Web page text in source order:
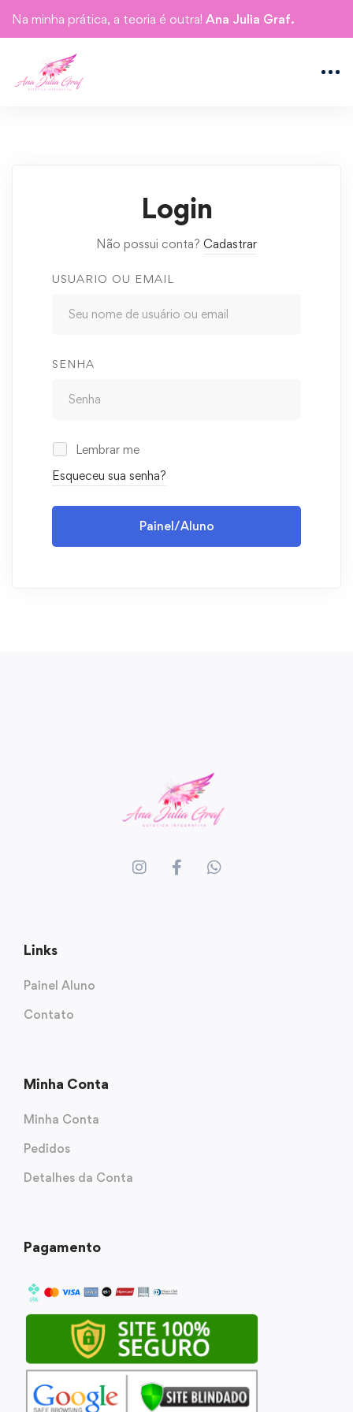
Na minha prática, a teoria é outra! Ana Julia Graf.
Login
Não possui conta? Cadastrar
USUARIO OU EMAIL
SENHA
Lembrar me
Esqueceu sua senha?
Painel/Aluno
Links
Painel Aluno
Contato
Minha Conta
Minha Conta
Pedidos
Detalhes da Conta
Pagamento